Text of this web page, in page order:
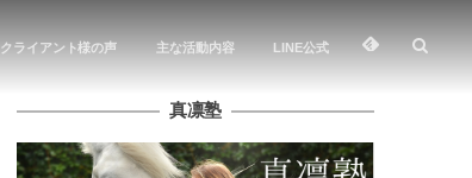
クライアント様の声 主な活動内容 LINE公式
真凛塾